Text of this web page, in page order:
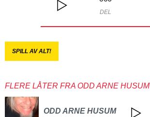
DEL
SPILL AV ALT!
FLERE LÅTER FRA ODD ARNE HUSUM
ODD ARNE HUSUM